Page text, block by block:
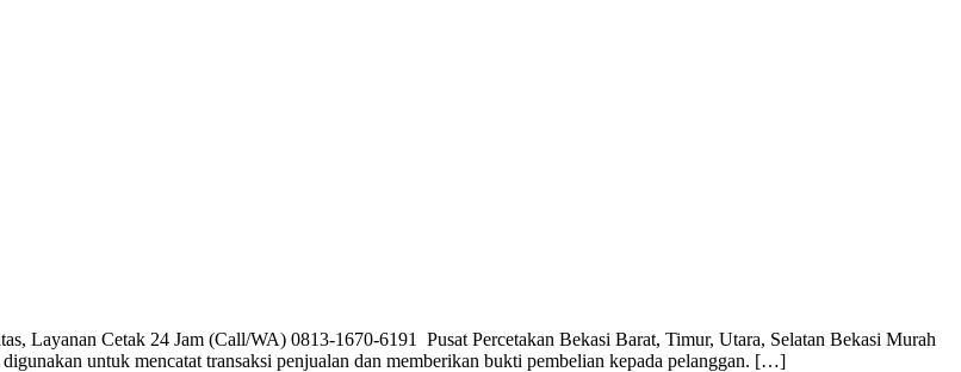
Layanan Cetak 24 Jam (Call/WA) 0813-1670-6191 Pusat Percetakan Bekasi Barat, Timur, Utara, Selatan Bekasi Murah
untuk mencatat transaksi penjualan dan memberikan bukti pembelian kepada pelanggan. […]